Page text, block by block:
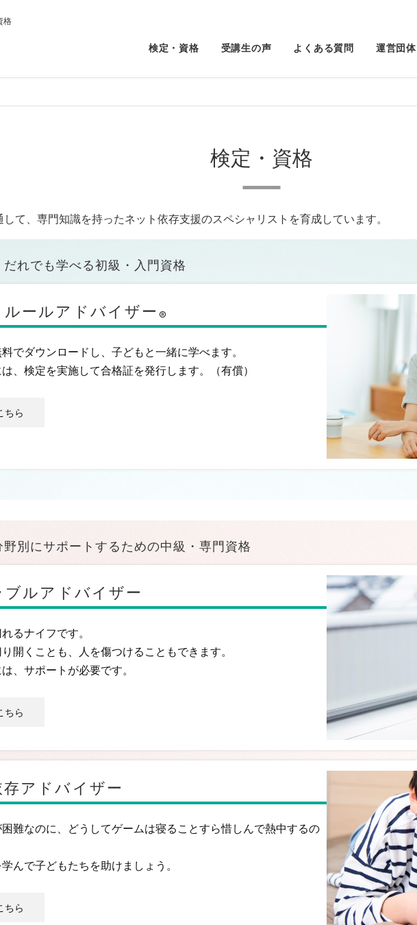
格
検定・資格 受講生の声 よくある質問 運営団体
検定・資格
て、専門知識を持ったネット依存支援のスペシャリストを育成しています。
れでも学べる初級・入門資格
ルールアドバイザー ®
でダウンロードし、子どもと一緒に学べます。
、検定を実施して合格証を発行します。（有償）
ちら
野別にサポートするための中級・専門資格
ブルアドバイザー
るナイフです。
開くことも、人を傷つけることもできます。
、サポートが必要です。
ちら
アドバイザー
難なのに、どうしてゲームは寝ることすら惜しんで熱中するの
んで子どもたちを助けましょう。
ちら